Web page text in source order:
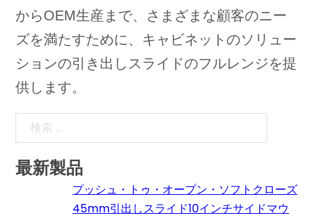
からOEM生産まで、さまざまな顧客のニー
ズを満たすために、キャビネットのソリュー
ションの引き出しスライドのフルレンジを提
供します。
検索
最新製品
プッシュ・トゥ・オープン・ソフトクローズ
45mm引出しスライド10インチサイドマウ